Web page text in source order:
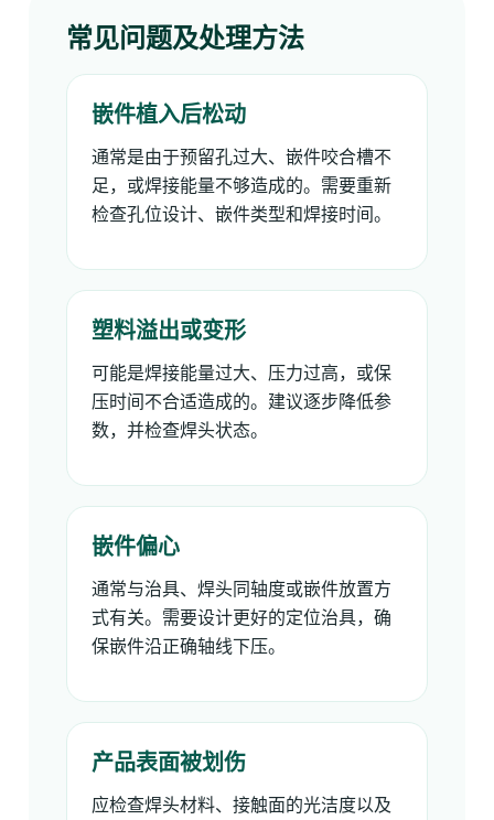
常见问题及处理方法
嵌件植入后松动
通常是由于预留孔过大、嵌件咬合槽不
足，或焊接能量不够造成的。需要重新
检查孔位设计、嵌件类型和焊接时间。
塑料溢出或变形
可能是焊接能量过大、压力过高，或保
压时间不合适造成的。建议逐步降低参
数，并检查焊头状态。
嵌件偏心
通常与治具、焊头同轴度或嵌件放置方
式有关。需要设计更好的定位治具，确
保嵌件沿正确轴线下压。
产品表面被划伤
应检查焊头材料、接触面的光洁度以及